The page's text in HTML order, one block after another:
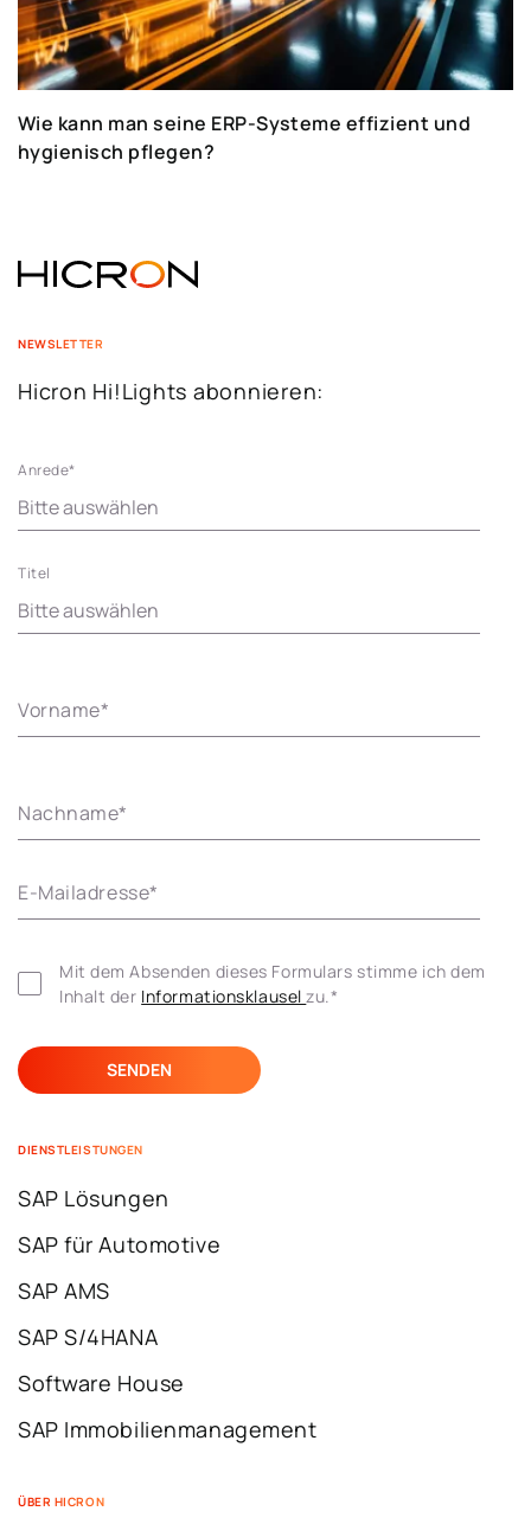
Wie kann man seine ERP-Systeme effizient und
hygienisch pflegen?
NEWSLETTER
Hicron Hi!Lights abonnieren:
Anrede*
Titel
Vorname*
Nachname*
E-Mailadresse*
Mit dem Absenden dieses Formulars stimme ich dem
Inhalt der Informationsklausel zu.*
DIENSTLEISTUNGEN
SAP Lösungen
SAP für Automotive
SAP AMS
SAP S/4HANA
Software House
SAP Immobilienmanagement
ÜBER HICRON